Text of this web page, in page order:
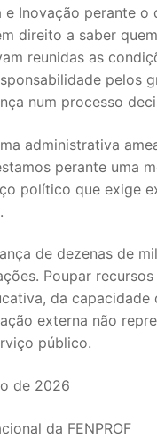
e Inovação perante
direito a saber
reunidas as
pelos
num processo
administrativa
perante uma
político que exige
de dezenas de
Poupar
da capacidade
externa não
público.
de 2026
da FENPROF